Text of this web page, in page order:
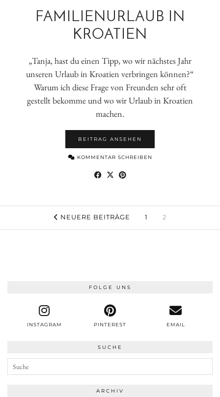
FAMILIENURLAUB IN
KROATIEN
„Tanja, hast du einen Tipp, wo wir nächstes Jahr
unseren Urlaub in Kroatien verbringen können?“
Warum ich diese Frage von Freunden sehr oft
gestellt bekomme und wo wir Urlaub in Kroatien
machen.
BEITRAG ANSEHEN
KOMMENTAR SCHREIBEN
NEUERE BEITRÄGE 1 2
FOLGE UNS
INSTAGRAM PINTEREST EMAIL
SUCHE
ARCHIV